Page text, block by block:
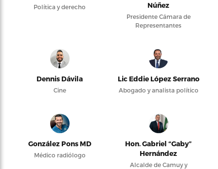
Política y derecho
Núñez
Presidente Cámara de
Representantes
Dennis Dávila
Cine
Lic Eddie López Serrano
Abogado y analista político
González Pons MD
Médico radiólogo
Hon. Gabriel “Gaby”
Hernández
Alcalde de Camuy y